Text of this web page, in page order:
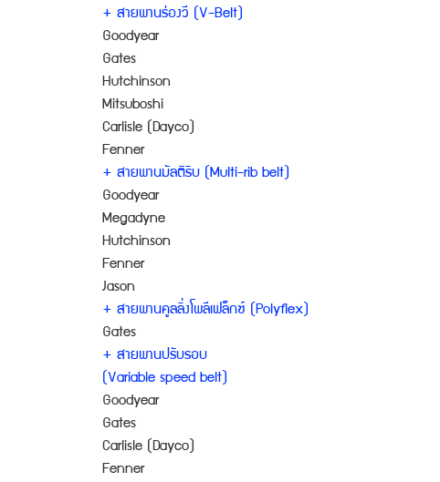
+ สายพานร่องวี (V-Belt)
Goodyear
Gates
Hutchinson
Mitsuboshi
Carlisle (Dayco)
Fenner
+ สายพานมัลติริบ (Multi-rib belt)
Goodyear
Megadyne
Hutchinson
Fenner
Jason
+ สายพานคูลลิ่งโพลีเฟล็กซ์ (Polyflex)
Gates
+ สายพานปรับรอบ
(Variable speed belt)
Goodyear
Gates
Carlisle (Dayco)
Fenner